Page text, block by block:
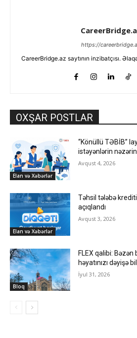
https://
CareerBridge.az saytının inzibatçısı.
OXŞAR POSTLAR
Elan və Xəbərlər
“Könüllü TƏBİB”
istəyənlərin
Avqust 4, 2026
Elan və Xəbərlər
Təhsil tələbə
açıqlandı
Avqust 3, 2026
Bloq
FLEX qalibi:
həyatınızı dəyişə
İyul 31, 2026